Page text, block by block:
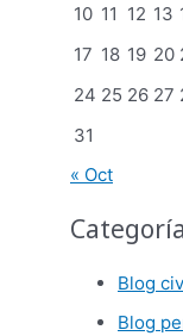
10 11 12 13
17 18 19 20
24 25 26 27
31
« Oct
Blog
Blog